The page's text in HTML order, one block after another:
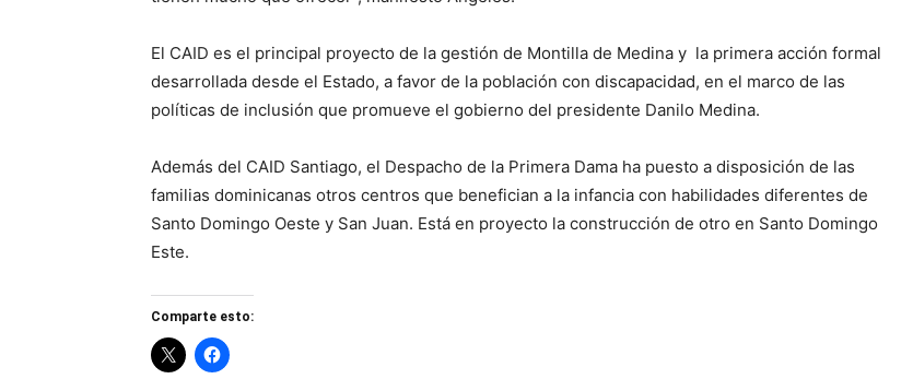
El CAID es el principal proyecto de la gestión de Montilla de Medina y la primera acción formal
desarrollada desde el Estado, a favor de la población con discapacidad, en el marco de las
políticas de inclusión que promueve el gobierno del presidente Danilo Medina.
Además del CAID Santiago, el Despacho de la Primera Dama ha puesto a disposición de las
familias dominicanas otros centros que benefician a la infancia con habilidades diferentes de
Santo Domingo Oeste y San Juan. Está en proyecto la construcción de otro en Santo Domingo
Este.
Comparte esto: